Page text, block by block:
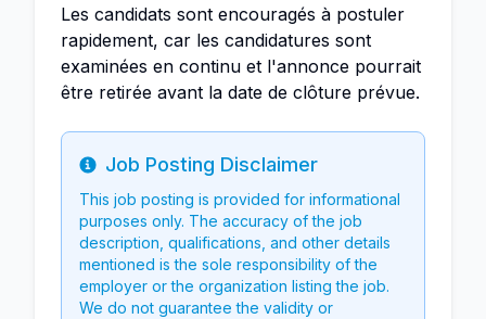
Les candidats sont encouragés à postuler
rapidement, car les candidatures sont
examinées en continu et l'annonce pourrait
être retirée avant la date de clôture prévue.
Info
Job Posting Disclaimer
This job posting is provided for informational
purposes only. The accuracy of the job
description, qualifications, and other details
mentioned is the sole responsibility of the
employer or the organization listing the job.
We do not guarantee the validity or